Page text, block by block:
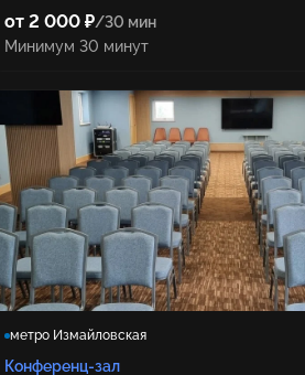
от 2 000 ₽/30 мин
Минимум 30 минут
метро Измайловская
Конференц-зал